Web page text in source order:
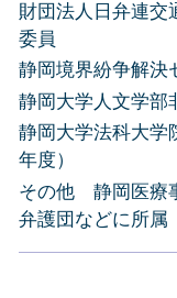
財団法人日弁連交
委員
静岡境界紛争解決
静岡大学人文学部
静岡大学法科大学
年度）
その他 静岡医療
弁護団などに所属